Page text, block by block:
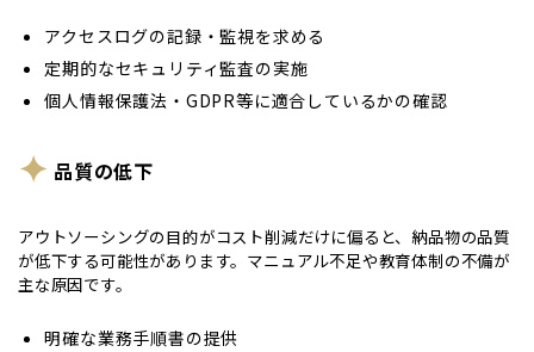
アクセスログの記録・監視を求める
定期的なセキュリティ監査の実施
個人情報保護法・GDPR等に適合しているかの確認
品質の低下
アウトソーシングの目的がコスト削減だけに偏ると、納品物の品質
が低下する可能性があります。マニュアル不足や教育体制の不備が
主な原因です。
明確な業務手順書の提供